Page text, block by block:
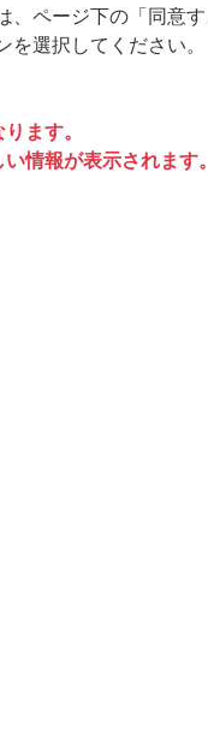
ページ下の「同意す
選択してください。
ます。
情報が表示されます。